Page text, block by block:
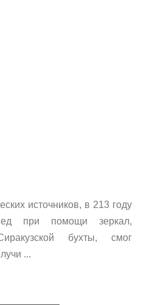
источников, в 213 году
при помощи зеркал,
бухты, смог
...